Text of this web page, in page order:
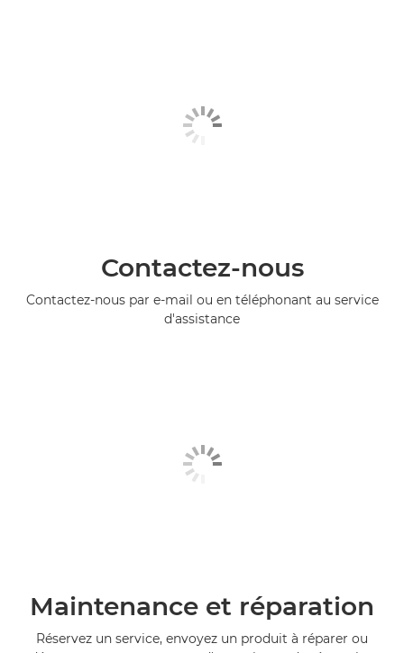
Contactez-nous
Contactez-nous par e-mail ou en téléphonant au service
d'assistance
Maintenance et réparation
Réservez un service, envoyez un produit à réparer ou